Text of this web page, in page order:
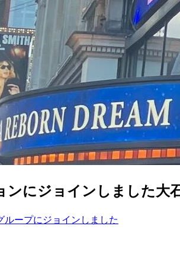
ンにジョインしました大
ループにジョインしました